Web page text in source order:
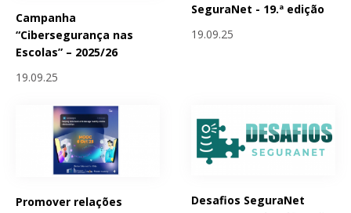
Campanha
“Cibersegurança nas
Escolas” – 2025/26
19.09.25
SeguraNet - 19.ª edição
19.09.25
Promover relações
Desafios SeguraNet